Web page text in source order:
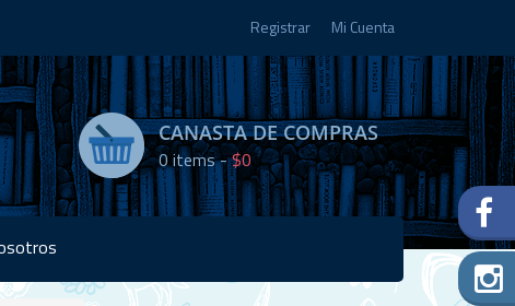
Registrar Mi Cuenta
CANASTA DE COMPRAS
0items -$0